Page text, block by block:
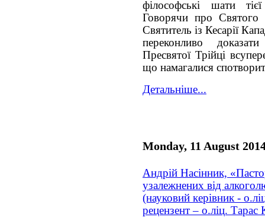
філософські шати
Говорячи про
Святитель із Кесарії
переконливо
Пресвятої Трійці
що намагалися
Детальніше...
Monday, 11 August
Андрій Насінник,
узалежнених від
(науковий керівник -
рецензент – о.ліц. Тарас